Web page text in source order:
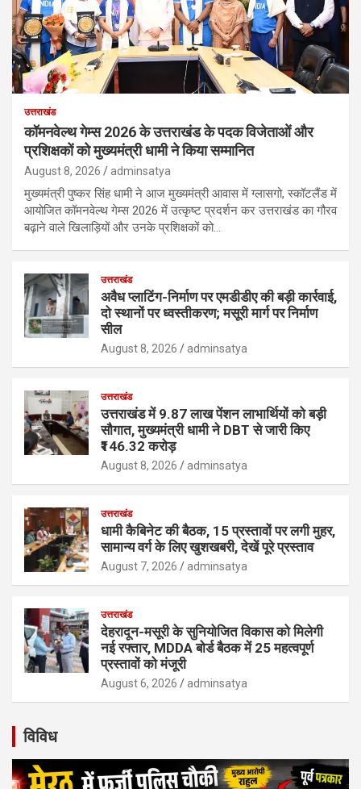
उत्तराखंड
कॉमनवेल्थ गेम्स 2026 के उत्तराखंड के पदक विजेताओं और
प्रशिक्षकों को मुख्यमंत्री धामी ने किया सम्मानित
August 8, 2026 adminsatya
मुख्यमंत्री पुष्कर सिंह धामी ने आज मुख्यमंत्री आवास में ग्लासगो, स्कॉटलैंड में
आयोजित कॉमनवेल्थ गेम्स 2026 में उत्कृष्ट प्रदर्शन कर उत्तराखंड का गौरव
बढ़ाने वाले खिलाड़ियों और उनके प्रशिक्षकों को…
उत्तराखंड
अवैध प्लाटिंग-निर्माण पर एमडीडीए की बड़ी कार्रवाई,
दो स्थानों पर ध्वस्तीकरण; मसूरी मार्ग पर निर्माण
सील
August 8, 2026 adminsatya
उत्तराखंड
उत्तराखंड में 9.87 लाख पेंशन लाभार्थियों को बड़ी
सौगात, मुख्यमंत्री धामी ने DBT से जारी किए
₹146.32 करोड़
August 8, 2026 adminsatya
उत्तराखंड
धामी कैबिनेट की बैठक, 15 प्रस्तावों पर लगी मुहर,
सामान्य वर्ग के लिए खुशखबरी, देखें पूरे प्रस्ताव
August 7, 2026 adminsatya
उत्तराखंड
देहरादून-मसूरी के सुनियोजित विकास को मिलेगी
नई रफ्तार, MDDA बोर्ड बैठक में 25 महत्वपूर्ण
प्रस्तावों को मंजूरी
August 6, 2026 adminsatya
विविध